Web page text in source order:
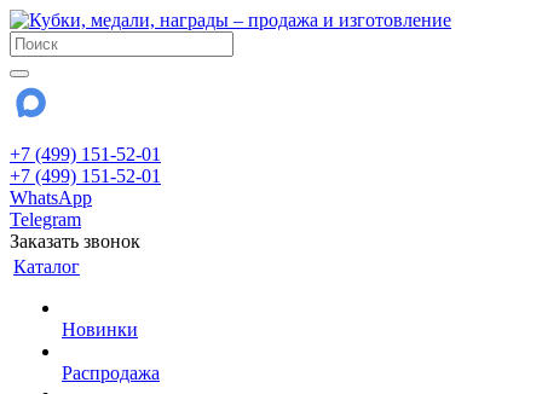
+7 (499) 151-52-01
+7 (499) 151-52-01
WhatsApp
Telegram
Заказать звонок
Каталог
Новинки
Распродажа